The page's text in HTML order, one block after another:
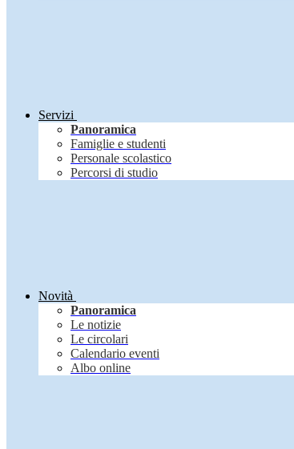
Servizi
Panoramica
Famiglie e studenti
Personale scolastico
Percorsi di studio
Novità
Panoramica
Le notizie
Le circolari
Calendario eventi
Albo online